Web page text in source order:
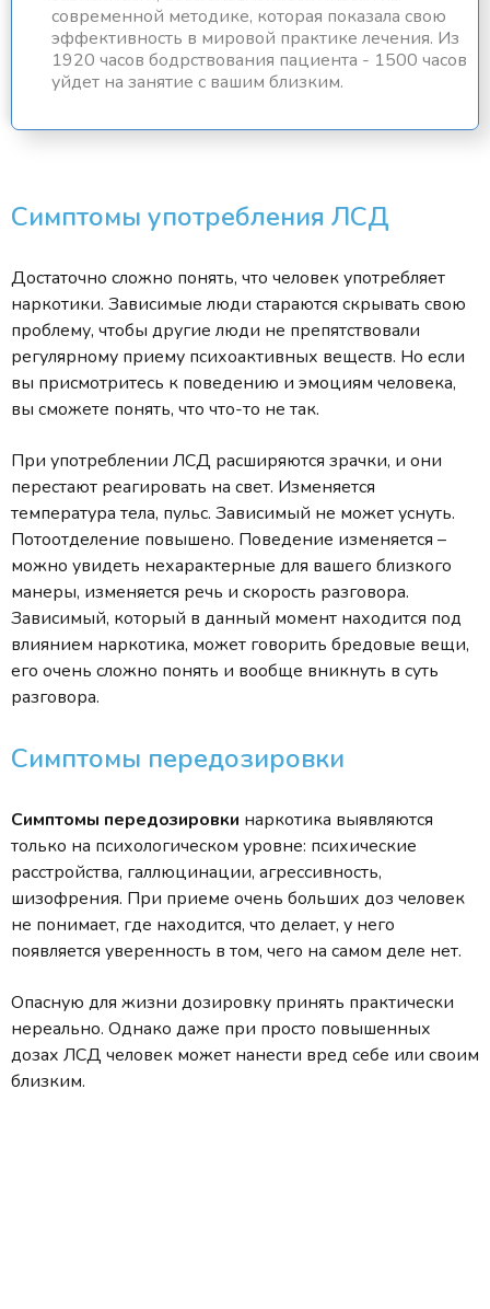
современной методике, которая показала свою
эффективность в мировой практике лечения. Из
1920 часов бодрствования пациента - 1500 часов
уйдет на занятие с вашим близким.
Симптомы употребления ЛСД
Достаточно сложно понять, что человек употребляет
наркотики. Зависимые люди стараются скрывать свою
проблему, чтобы другие люди не препятствовали
регулярному приему психоактивных веществ. Но если
вы присмотритесь к поведению и эмоциям человека,
вы сможете понять, что что-то не так.
При употреблении ЛСД расширяются зрачки, и они
перестают реагировать на свет. Изменяется
температура тела, пульс. Зависимый не может уснуть.
Потоотделение повышено. Поведение изменяется –
можно увидеть нехарактерные для вашего близкого
манеры, изменяется речь и скорость разговора.
Зависимый, который в данный момент находится под
влиянием наркотика, может говорить бредовые вещи,
его очень сложно понять и вообще вникнуть в суть
разговора.
Симптомы передозировки
Симптомы передозировки наркотика выявляются
только на психологическом уровне: психические
расстройства, галлюцинации, агрессивность,
шизофрения. При приеме очень больших доз человек
не понимает, где находится, что делает, у него
появляется уверенность в том, чего на самом деле нет.
Опасную для жизни дозировку принять практически
нереально. Однако даже при просто повышенных
дозах ЛСД человек может нанести вред себе или своим
близким.